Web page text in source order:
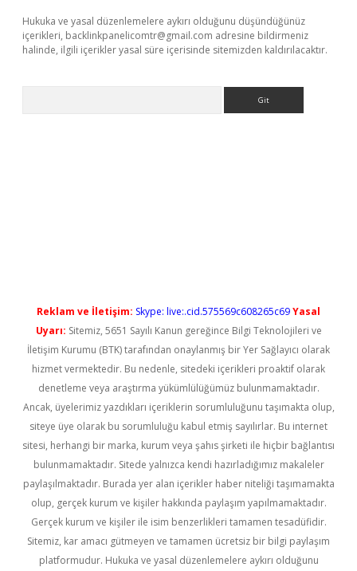
Hukuka ve yasal düzenlemelere aykırı olduğunu düşündüğünüz
içerikleri, backlinkpanelicomtr@gmail.com adresine bildirmeniz
halinde, ilgili içerikler yasal süre içerisinde sitemizden kaldırılacaktır.
Reklam ve İletişim: Skype: live:.cid.575569c608265c69Yasal
Uyarı: Sitemiz, 5651 Sayılı Kanun gereğince Bilgi Teknolojileri ve
İletişim Kurumu (BTK) tarafından onaylanmış bir Yer Sağlayıcı olarak
hizmet vermektedir. Bu nedenle, sitedeki içerikleri proaktif olarak
denetleme veya araştırma yükümlülüğümüz bulunmamaktadır.
Ancak, üyelerimiz yazdıkları içeriklerin sorumluluğunu taşımakta olup,
siteye üye olarak bu sorumluluğu kabul etmiş sayılırlar. Bu internet
sitesi, herhangi bir marka, kurum veya şahıs şirketi ile hiçbir bağlantısı
bulunmamaktadır. Sitede yalnızca kendi hazırladığımız makaleler
paylaşılmaktadır. Burada yer alan içerikler haber niteliği taşımamakta
olup, gerçek kurum ve kişiler hakkında paylaşım yapılmamaktadır.
Gerçek kurum ve kişiler ile isim benzerlikleri tamamen tesadüfidir.
Sitemiz, kar amacı gütmeyen ve tamamen ücretsiz bir bilgi paylaşım
platformudur. Hukuka ve yasal düzenlemelere aykırı olduğunu